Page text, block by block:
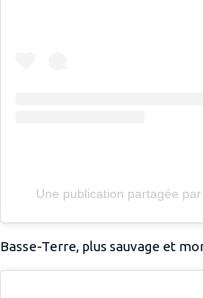
Une publication partagée
Basse-Terre, plus sauvage et